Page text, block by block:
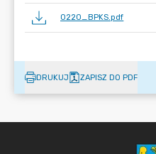
0220_BPKS.pdf
DRUKUJ ZAPISZ DO PDF